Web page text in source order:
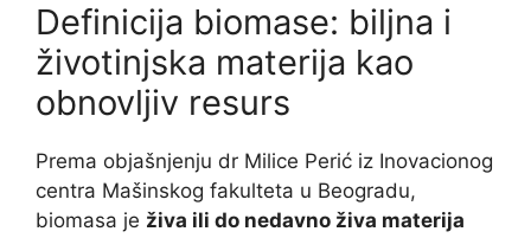
Definicija biomase: biljna i
životinjska materija kao
obnovljiv resurs
Prema objašnjenju dr Milice Perić iz Inovacionog
centra Mašinskog fakulteta u Beogradu,
biomasa je živa ili do nedavno živa materija